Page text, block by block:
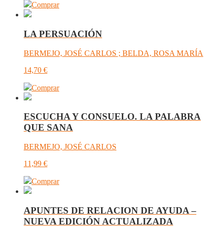
Comprar
LA PERSUACIÓN
BERMEJO, JOSÉ CARLOS ; BELDA, ROSA MARÍA
14,70 €
Comprar
ESCUCHA Y CONSUELO. LA PALABRA
QUE SANA
BERMEJO, JOSÉ CARLOS
11,99 €
Comprar
APUNTES DE RELACION DE AYUDA –
NUEVA EDICIÓN ACTUALIZADA